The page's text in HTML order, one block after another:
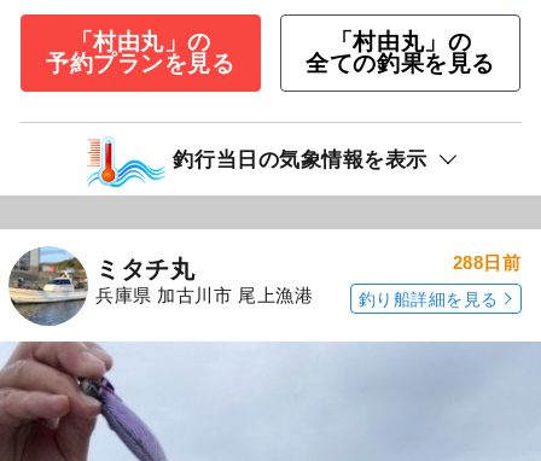
「村由丸」の
予約プランを見る
「村由丸」の
全ての釣果を見る
釣行当日の気象情報を表示
ミタチ丸
兵庫県 加古川市 尾上漁港
288日前
釣り船詳細を見る